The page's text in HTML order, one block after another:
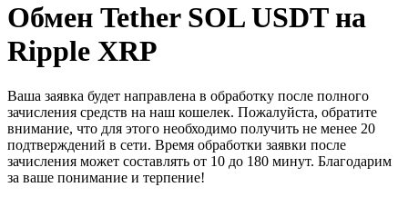
Обмен Tether SOL USDT на
Ripple XRP
Ваша заявка будет направлена в обработку после полного
зачисления средств на наш кошелек. Пожалуйста, обратите
внимание, что для этого необходимо получить не менее 20
подтверждений в сети. Время обработки заявки после
зачисления может составлять от 10 до 180 минут. Благодарим
за ваше понимание и терпение!